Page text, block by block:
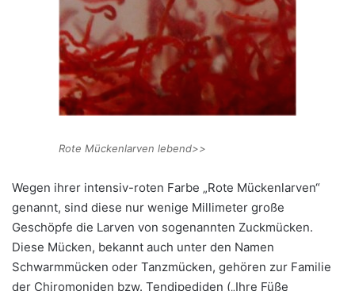
Rote Mückenlarven lebend>>
Wegen ihrer intensiv-roten Farbe „Rote Mückenlarven“
genannt, sind diese nur wenige Millimeter große
Geschöpfe die Larven von sogenannten Zuckmücken.
Diese Mücken, bekannt auch unter den Namen
Schwarmmücken oder Tanzmücken, gehören zur Familie
der Chiromoniden bzw. Tendipediden („Ihre Füße